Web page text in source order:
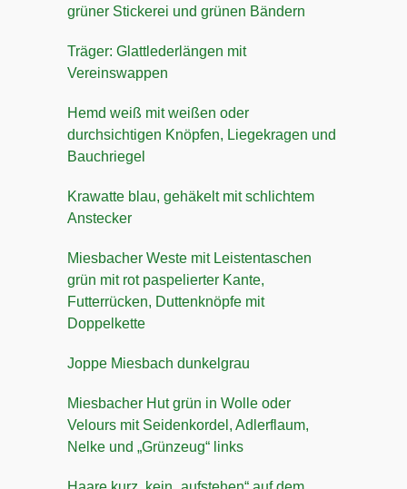
grüner Stickerei und grünen Bändern
Träger: Glattlederlängen mit
Vereinswappen
Hemd weiß mit weißen oder
durchsichtigen Knöpfen, Liegekragen und
Bauchriegel
Krawatte blau, gehäkelt mit schlichtem
Anstecker
Miesbacher Weste mit Leistentaschen
grün mit rot paspelierter Kante,
Futterrücken, Duttenknöpfe mit
Doppelkette
Joppe Miesbach dunkelgrau
Miesbacher Hut grün in Wolle oder
Velours mit Seidenkordel, Adlerflaum,
Nelke und „Grünzeug“ links